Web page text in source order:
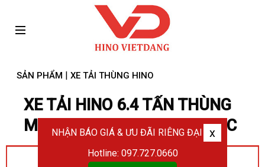
SẢN PHẨM | XE TẢI THÙNG HINO
XE TẢI HINO 6.4 TẤN THÙNG
MUI BẠT FC9JLTC - FC9JNTC
NHẬN BÁO GIÁ & ƯU ĐÃI RIÊNG ĐẠI LÝ
x
Hotline: 097.727.0660